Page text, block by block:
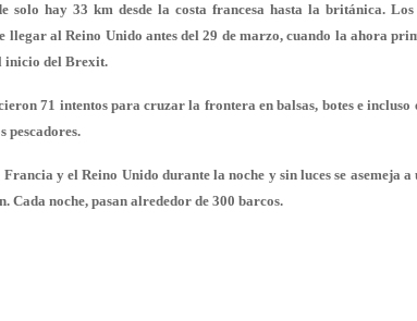
solo hay 33 km desde la costa francesa hasta la británica.
llegar al Reino Unido antes del 29 de marzo, cuando la ahora
inicio del Brexit.
71 intentos para cruzar la frontera en balsas, botes e
pescadores.
y el Reino Unido durante la noche y sin luces se asemeja
Cada noche, pasan alrededor de 300 barcos.